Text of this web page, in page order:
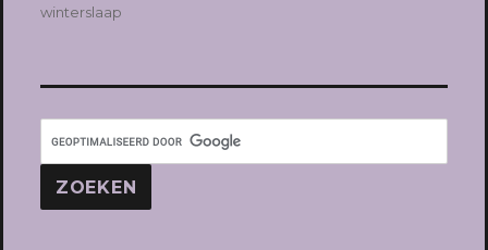
winterslaap